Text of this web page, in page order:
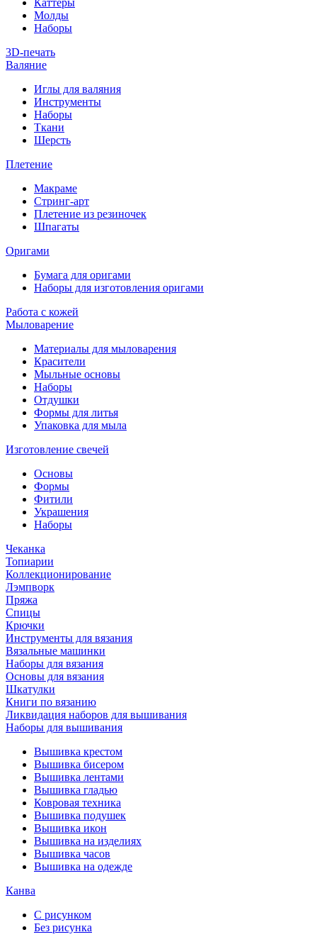
Каттеры
Молды
Наборы
3D-печать
Валяние
Иглы для валяния
Инструменты
Наборы
Ткани
Шерсть
Плетение
Макраме
Стринг-арт
Плетение из резиночек
Шпагаты
Оригами
Бумага для оригами
Наборы для изготовления оригами
Работа с кожей
Мыловарение
Материалы для мыловарения
Красители
Мыльные основы
Наборы
Отдушки
Формы для литья
Упаковка для мыла
Изготовление свечей
Основы
Формы
Фитили
Украшения
Наборы
Чеканка
Топиарии
Коллекционирование
Лэмпворк
Пряжа
Спицы
Крючки
Инструменты для вязания
Вязальные машинки
Наборы для вязания
Основы для вязания
Шкатулки
Книги по вязанию
Ликвидация наборов для вышивания
Наборы для вышивания
Вышивка крестом
Вышивка бисером
Вышивка лентами
Вышивка гладью
Ковровая техника
Вышивка подушек
Вышивка икон
Вышивка на изделиях
Вышивка часов
Вышивка на одежде
Канва
С рисунком
Без рисунка